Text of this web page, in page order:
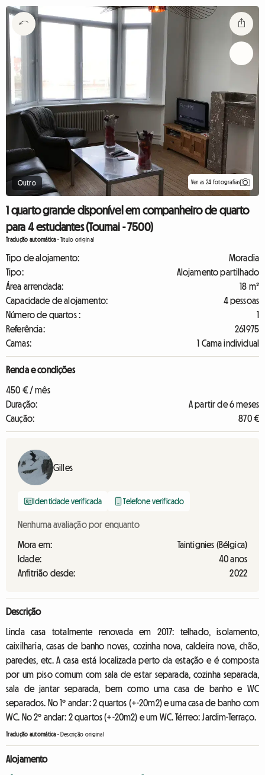
Outro Ver as 24 fotografias
1 quarto grande disponível em companheiro de quarto
para 4 estudantes (Tournai - 7500)
Tradução automática-Título original
Tipo de alojamento:
Moradia
Tipo:
Alojamento partilhado
Área arrendada:
18 m²
Capacidade de alojamento:
4 pessoas
Número de quartos :
1
Referência:
261975
Camas:
1 Cama individual
Renda e condições
450 € / mês
Duração:
A partir de 6 meses
Caução:
870 €
Gilles
Identidade verificada Telefone verificado
Nenhuma avaliação por enquanto
Mora em:
Taintignies (Bélgica)
Idade:
40 anos
Anfitrião desde:
2022
Descrição
Linda casa totalmente renovada em 2017: telhado, isolamento,
caixilharia, casas de banho novas, cozinha nova, caldeira nova, chão,
paredes, etc. A casa está localizada perto da estação e é composta
por um piso comum com sala de estar separada, cozinha separada,
sala de jantar separada, bem como uma casa de banho e WC
separados. No 1º andar: 2 quartos (+-20m2) e uma casa de banho com
WC. No 2º andar: 2 quartos (+-20m2) e um WC. Térreo: Jardim-Terraço.
Tradução automática- Descrição original
Alojamento